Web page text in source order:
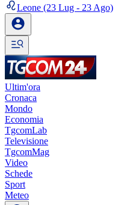
Leone (23 Lug - 23 Ago)
Ultim'ora
Cronaca
Mondo
Economia
TgcomLab
Televisione
TgcomMag
Video
Schede
Sport
Meteo